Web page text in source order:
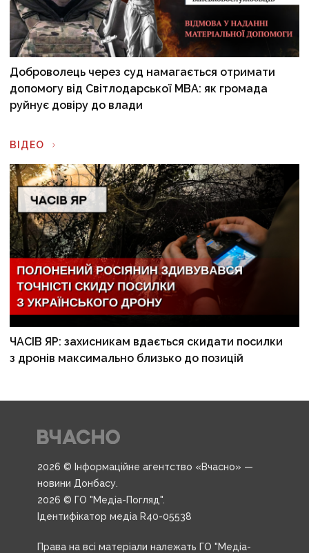
Доброволець через суд намагається отримати
допомогу від Світлодарської МВА: як громада
руйнує довіру до влади
ВІДЕО
ЧАСІВ ЯР: захисникам вдається скидати посилки
з дронів максимально близько до позицій
2026 © Інформаційне агентство «Вчасно» —
новини Донбасу.
2026 © ГО "Медіа-Погляд".
Ідентифікатор медіа R40-05538
Права на всі матеріали належать ГО "Медіа-